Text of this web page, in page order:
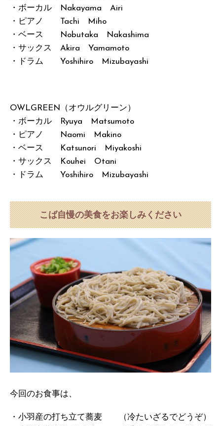
・ボーカル Nakayama Airi
・ピアノ Tachi Miho
・ベース Nobutaka Nakashima
・サックス Akira Yamamoto
・ドラム Yoshihiro Mizubayashi
OWLGREEN（オウルグリーン）
・ボーカル Ryuya Matsumoto
・ピアノ Naomi Makino
・ベース Katsunori Miyakoshi
・サックス Kouhei Otani
・ドラム Yoshihiro Mizubayashi
こば自慢の美食をお楽しみください
今回のお食事は、
・小羽産の打ち立て蕎麦 （冷たいざるでどうぞ）